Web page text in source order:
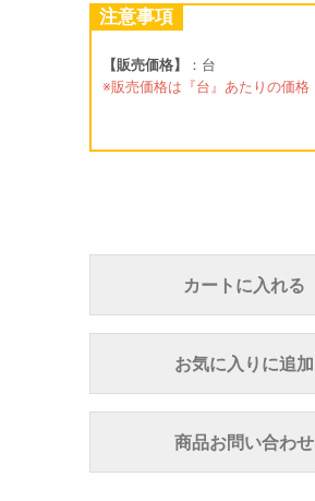
注意事項
【販売価格】
：台
※販売価格は『台』あたりの価格
カートに入れる
お気に入りに追加
商品お問い合わせ